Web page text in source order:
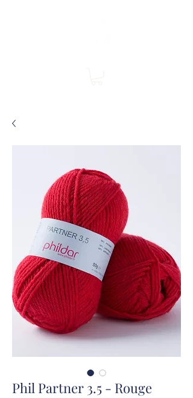
Phil Partner 3.5 - Rouge